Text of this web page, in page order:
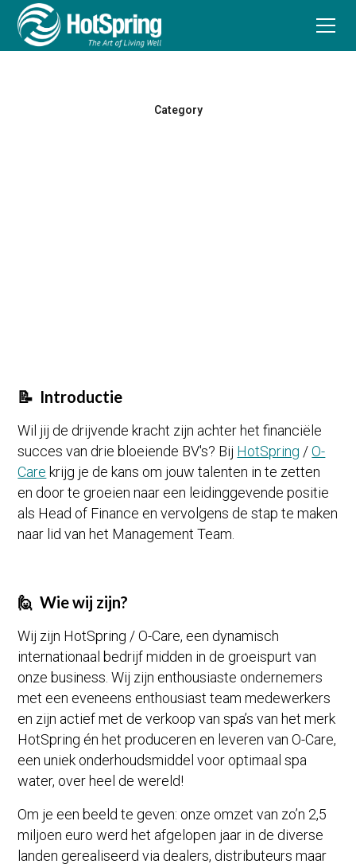
Category
📝 Introductie
Wil jij de drijvende kracht zijn achter het financiële
succes van drie bloeiende BV's? Bij HotSpring /O-
Care krijg je de kans om jouw talenten in te zetten
en door te groeien naar een leidinggevende positie
als Head of Finance en vervolgens de stap te maken
naar lid van het Management Team.
🙋 Wie wij zijn?
Wij zijn HotSpring / O-Care, een dynamisch
internationaal bedrijf midden in de groeispurt van
onze business. Wij zijn enthousiaste ondernemers
met een eveneens enthousiast team medewerkers
en zijn actief met de verkoop van spa’s van het merk
HotSpring én het produceren en leveren van O-Care,
een uniek onderhoudsmiddel voor optimaal spa
water, over heel de wereld!
Om je een beeld te geven: onze omzet van zo’n 2,5
miljoen euro werd het afgelopen jaar in de diverse
landen gerealiseerd via dealers, distributeurs maar